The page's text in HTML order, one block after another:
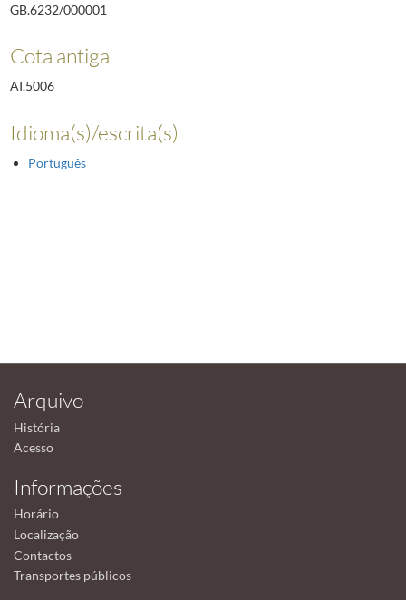
GB.6232/000001
Cota antiga
AI.5006
Idioma(s)/escrita(s)
Português
Arquivo
História
Acesso
Informações
Horário
Localização
Contactos
Transportes públicos